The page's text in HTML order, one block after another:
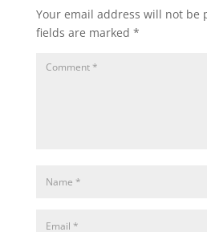
Your email address will not be
fields are marked *